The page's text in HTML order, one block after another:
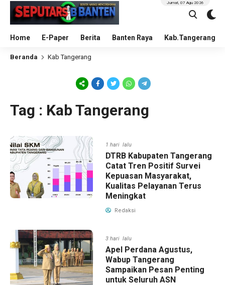
Home E-Paper Berita Banten Raya Kab.Tangerang
Jumat, 07 Agu 2026
Beranda Kab Tangerang
Tag : Kab Tangerang
1 hari lalu
DTRB Kabupaten Tangerang
Catat Tren Positif Survei
Kepuasan Masyarakat,
Kualitas Pelayanan Terus
Meningkat
Redaksi
3 hari lalu
Apel Perdana Agustus,
Wabup Tangerang
Sampaikan Pesan Penting
untuk Seluruh ASN